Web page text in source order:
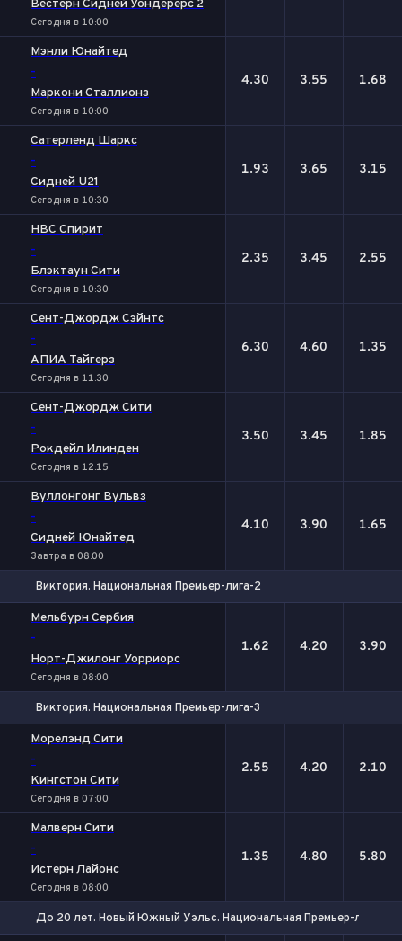
Вестерн Сидней Уондерерс 2
Сегодня в 10:00
Мэнли Юнайтед
-
Маркони Сталлионз
Сегодня в 10:00
4.30 3.55 1.68
Сатерленд Шаркс
-
Сидней U21
Сегодня в 10:30
1.93 3.65 3.15
НВС Спирит
-
Блэктаун Сити
Сегодня в 10:30
2.35 3.45 2.55
Сент-Джордж Сэйнтс
-
АПИА Тайгерз
Сегодня в 11:30
6.30 4.60 1.35
Сент-Джордж Сити
-
Рокдейл Илинден
Сегодня в 12:15
3.50 3.45 1.85
Вуллонгонг Вульвз
-
Сидней Юнайтед
Завтра в 08:00
4.10 3.90 1.65
Виктория. Национальная Премьер-лига-2
Мельбурн Сербия
-
Норт-Джилонг Уорриорс
Сегодня в 08:00
1.62 4.20 3.90
Виктория. Национальная Премьер-лига-3
Морелэнд Сити
-
Кингстон Сити
Сегодня в 07:00
2.55 4.20 2.10
Малверн Сити
-
Истерн Лайонс
Сегодня в 08:00
1.35 4.80 5.80
До 20 лет. Новый Южный Уэльс. Национальная Премьер-лига